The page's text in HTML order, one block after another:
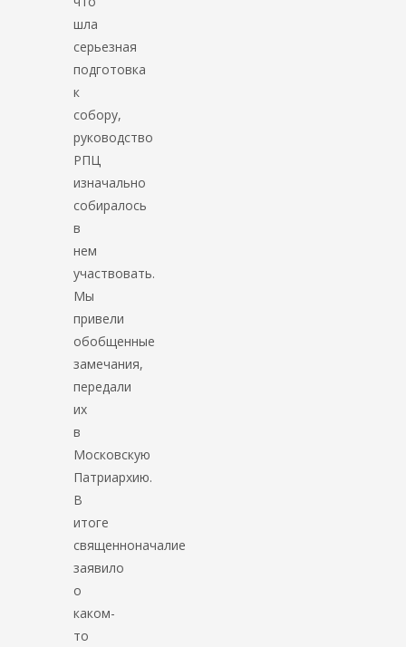
шла
серьезная
подготовка
к
cобору,
руководство
РПЦ
изначально
собиралось
в
нем
участвовать.
Мы
привели
обобщенные
замечания,
передали
их
в
Московскую
Патриархию.
В
итоге
священноначалие
заявило
о
каком-
то